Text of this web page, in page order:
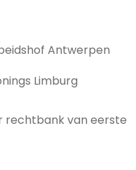
Antwerpen
Limburg
rechtbank van eerste